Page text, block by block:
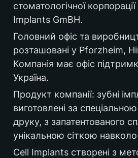
2021-2023
B2B
зубні імплантати
стоматологічної
Implants GmBH.
Головний офіс та
розташовані у Pforzheim,
Компанія має офіс
Україна.
Продукт компанії: зубні
виготовлені за
друку, з запатентованого
унікальною сіткою навколо
Cell Implants створені з